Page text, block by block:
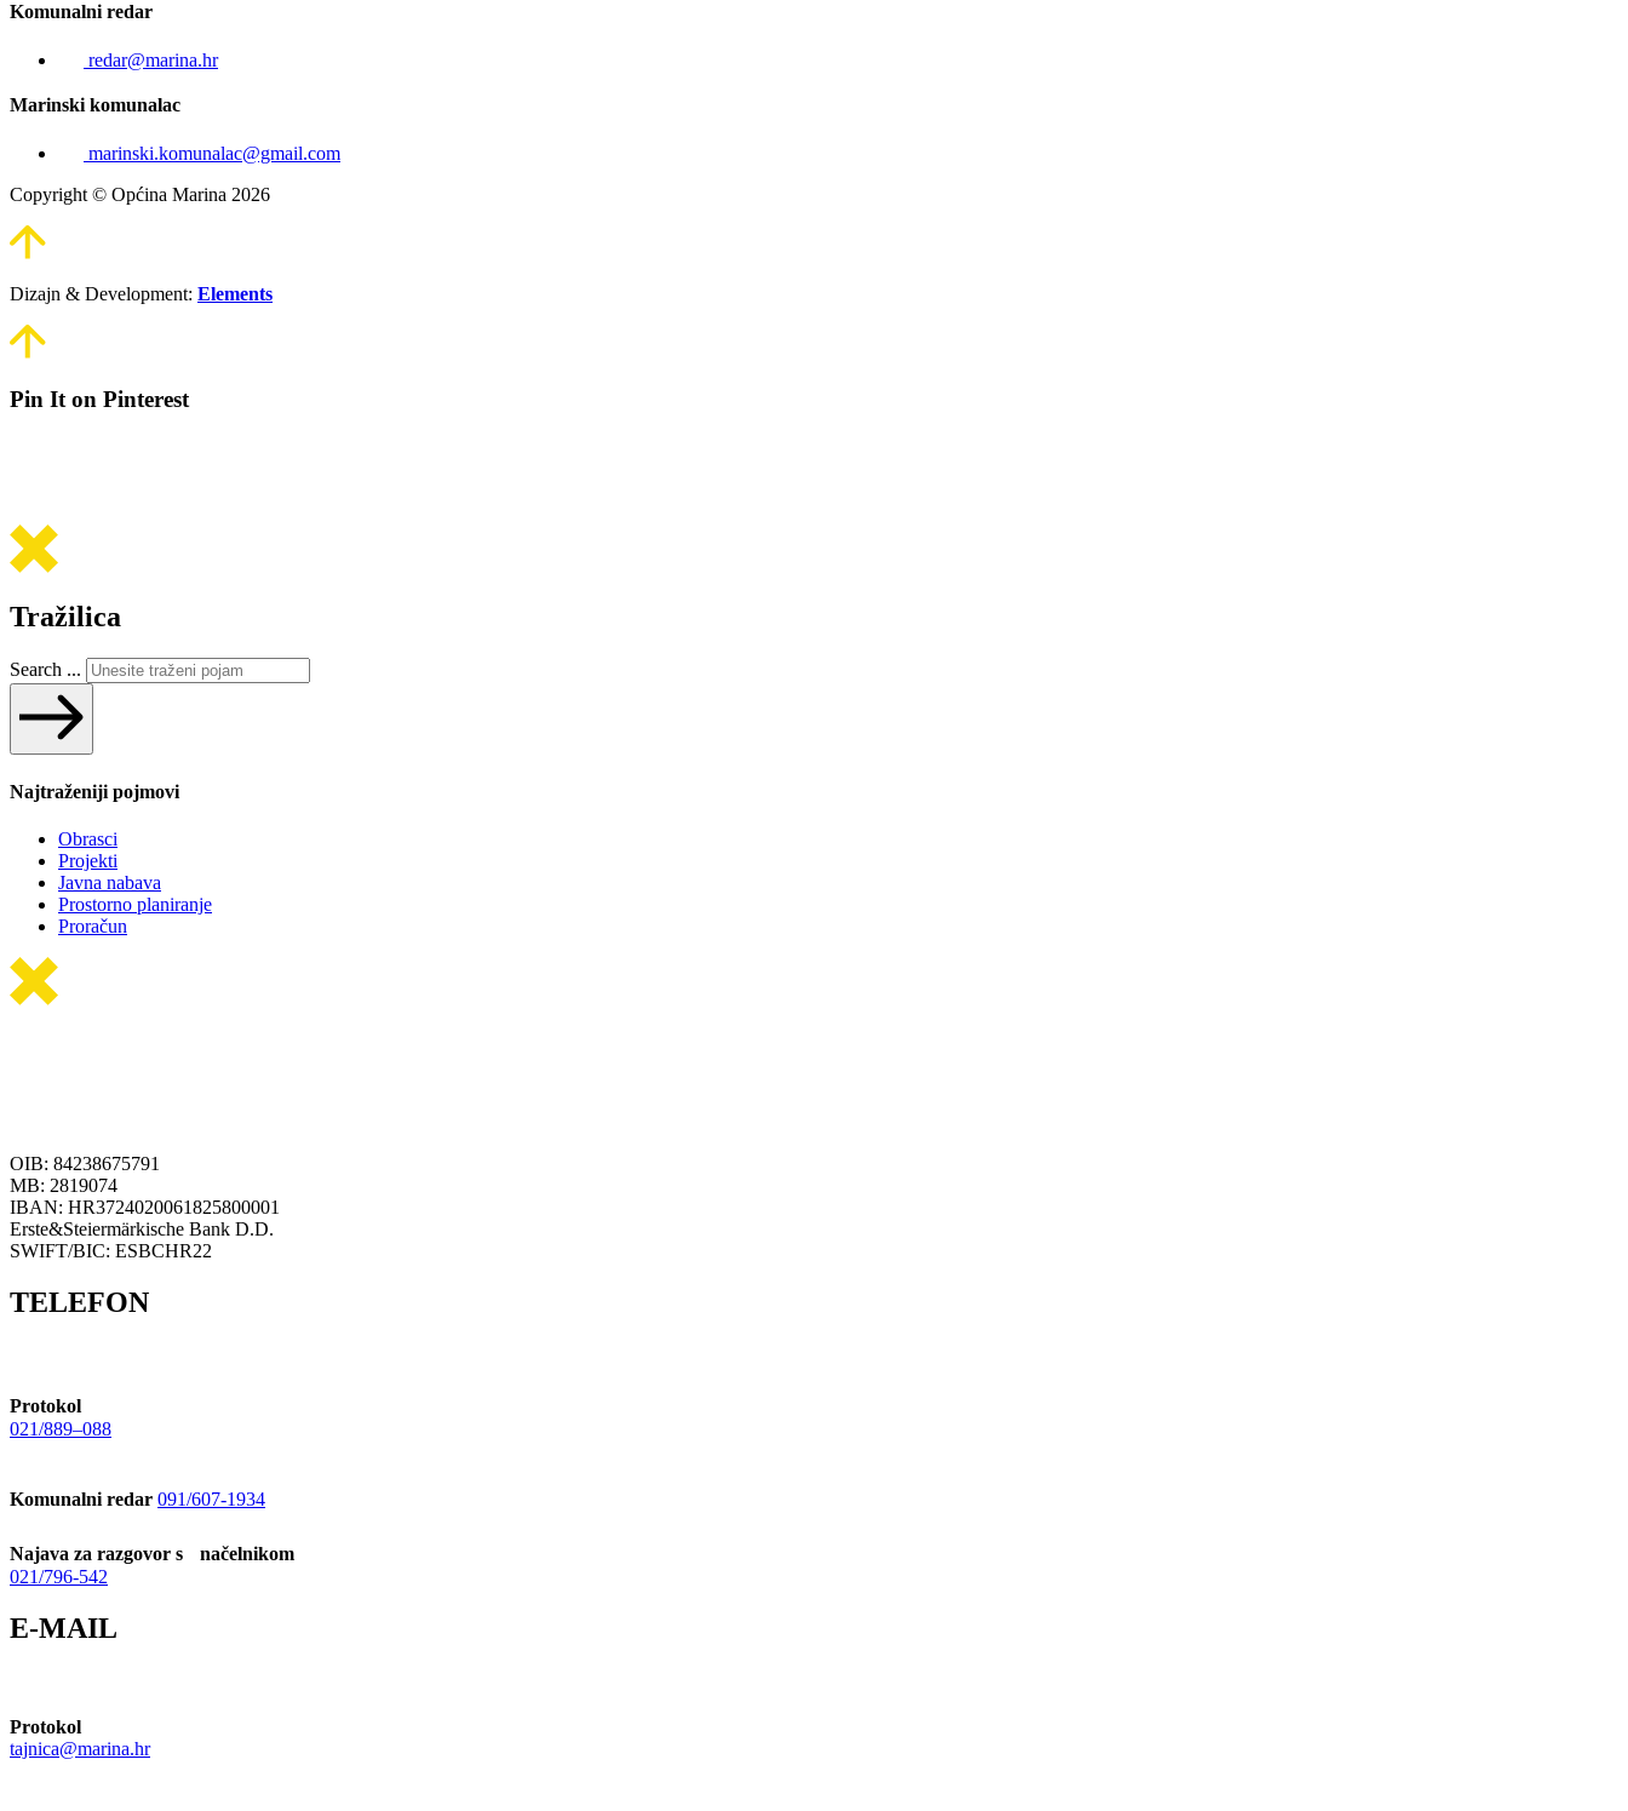
Komunalni redar
redar@marina.hr
Marinski komunalac
marinski.komunalac@gmail.com
Copyright © Općina Marina 2026
Dizajn & Development: Elements
Pin It on Pinterest
Tražilica
Search ...
Najtraženiji pojmovi
Obrasci
Projekti
Javna nabava
Prostorno planiranje
Proračun
OIB: 84238675791
MB: 2819074
IBAN: HR3724020061825800001
Erste&Steiermärkische Bank D.D.
SWIFT/BIC: ESBCHR22
TELEFON
Protokol
021/889–088
Komunalni redar 091/607-1934
Najava za razgovor s načelnikom
021/796-542
E-MAIL
Protokol
tajnica@marina.hr